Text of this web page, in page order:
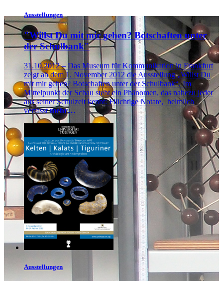
Ausstellungen
"Willst Du mit mir gehen? Botschaften unter
der Schulbank"
31.10.2012 – Das Museum für Kommunikation in Frankfurt
zeigt ab dem 1. November 2012 die Ausstellung „Willst Du
mit mir gehen? Botschaften unter der Schulbank“. Im
Mittelpunkt der Schau steht ein Phänomen, das nahezu jeder
aus seiner Schulzeit kennt: Flüchtige Notate, heimlich
verfasstmehr…
Ausstellungen